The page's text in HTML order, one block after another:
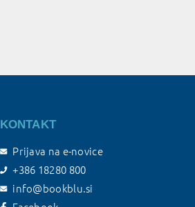
KONTAKT
Prijava na e-novice
+386 18280 800
info@bookblu.si